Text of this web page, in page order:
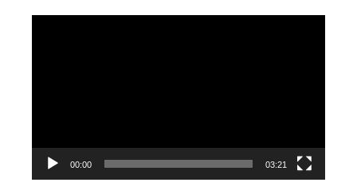
00:00 03:21